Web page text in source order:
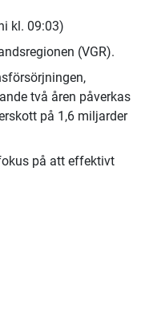
kl. 09:03)
(VGR).
två åren påverkas
på 1,6 miljarder
på att effektivt